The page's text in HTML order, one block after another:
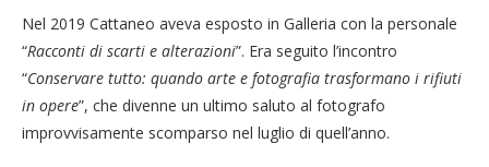
Nel 2019 Cattaneo aveva esposto in Galleria con la personale
“Racconti di scarti e alterazioni”. Era seguito l’incontro
“Conservare tutto: quando arte e fotografia trasformano i rifiuti
in opere”, che divenne un ultimo saluto al fotografo
improvvisamente scomparso nel luglio di quell’anno.